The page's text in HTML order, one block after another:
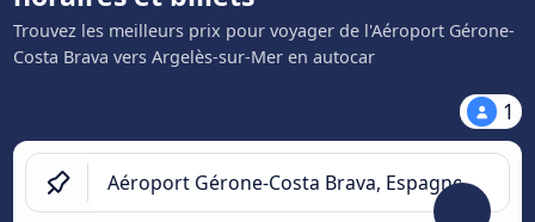
Trouvez les meilleurs prix pour voyager de l'Aéroport Gérone-
Costa Brava vers Argelès-sur-Mer en autocar
1